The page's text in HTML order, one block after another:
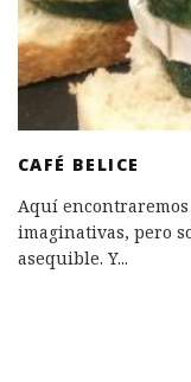
CAFÉ BELICE
Aquí
imaginativas, pero
asequible. Y...